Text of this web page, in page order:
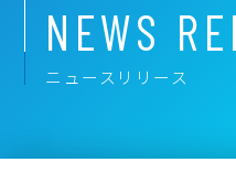
N EWS RE
ニ ュ ー ス リ リ ー ス